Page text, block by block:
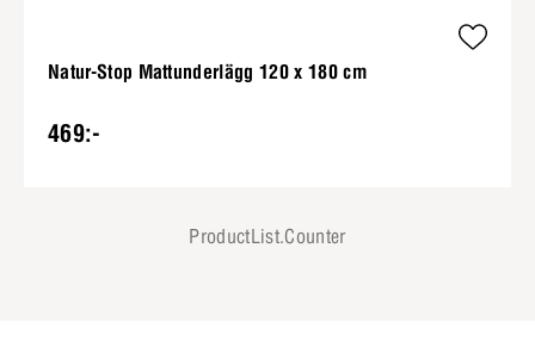
Natur-Stop Mattunderlägg 120 x 180 cm
469:-
ProductList.Counter